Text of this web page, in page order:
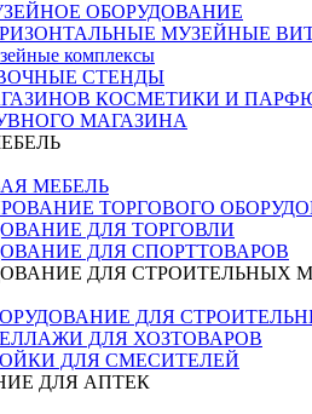
ОБОРУДОВАНИЕ
МУЗЕЙНЫЕ
комплексы
СТЕНДЫ
КОСМЕТИКИ И
МАГАЗИНА
МЕБЕЛЬ
ТОРГОВОГО
ДЛЯ ТОРГОВЛИ
ДЛЯ СПОРТТОВАРОВ
ДЛЯ СТРОИТЕЛЬНЫХ
ДЛЯ
ДЛЯ ХОЗТОВАРОВ
ДЛЯ СМЕСИТЕЛЕЙ
ДЛЯ АПТЕК